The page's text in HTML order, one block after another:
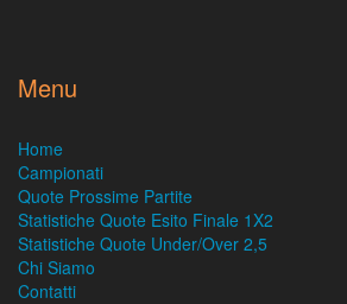
Menu
Home
Campionati
Quote Prossime Partite
Statistiche Quote Esito Finale 1X2
Statistiche Quote Under/Over 2,5
Chi Siamo
Contatti